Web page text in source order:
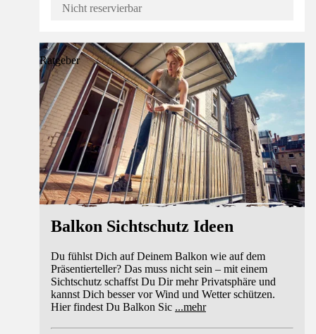
Nicht reservierbar
Ratgeber
Balkon Sichtschutz Ideen
Du fühlst Dich auf Deinem Balkon wie auf dem
Präsentierteller? Das muss nicht sein – mit einem
Sichtschutz schaffst Du Dir mehr Privatsphäre und
kannst Dich besser vor Wind und Wetter schützen.
Hier findest Du Balkon Sic ...mehr